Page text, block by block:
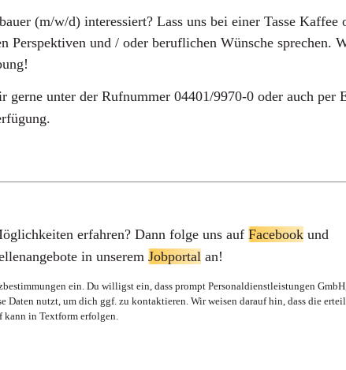
(m/w/d) interessiert? Lass uns bei einer Tasse Kaffee
Perspektiven und / oder beruflichen Wünsche sprechen.
gerne unter der Rufnummer 04401/9970-0 oder auch per
erfahren? Dann folge uns auf Facebook und
in unserem Jobportal an!
ein. Du willigst ein, dass prompt Personaldienstleistungen
Daten nutzt, um dich ggf. zu kontaktieren. Wir weisen darauf hin, dass die
kann in Textform erfolgen.